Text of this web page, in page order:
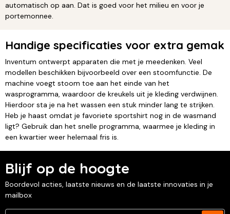
automatisch op aan. Dat is goed voor het milieu en voor je
portemonnee.
Handige specificaties voor extra gemak
Inventum ontwerpt apparaten die met je meedenken. Veel
modellen beschikken bijvoorbeeld over een stoomfunctie. De
machine voegt stoom toe aan het einde van het
wasprogramma, waardoor de kreukels uit je kleding verdwijnen.
Hierdoor sta je na het wassen een stuk minder lang te strijken.
Heb je haast omdat je favoriete sportshirt nog in de wasmand
ligt? Gebruik dan het snelle programma, waarmee je kleding in
een kwartier weer helemaal fris is.
Blijf op de hoogte
Boordevol acties, laatste nieuws en de laatste innovaties in je
mailbox